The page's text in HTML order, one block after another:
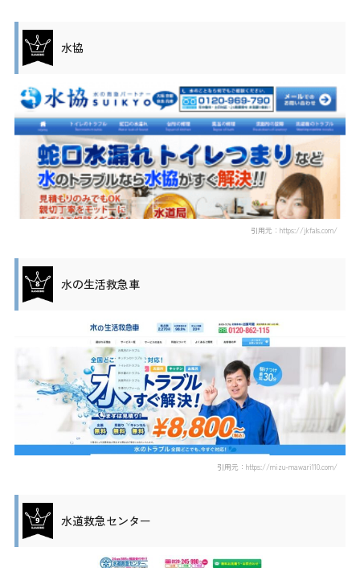
水協
引用元：https://jkfals.com/
水の生活救急車
引用元：https://mizu-mawari110.com/
水道救急センター